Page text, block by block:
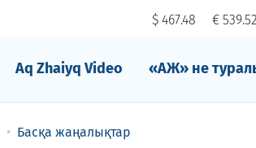
$ 467.48 € 539.52
Aq Zhaiyq Video «АЖ» не
Басқа жаңалықтар